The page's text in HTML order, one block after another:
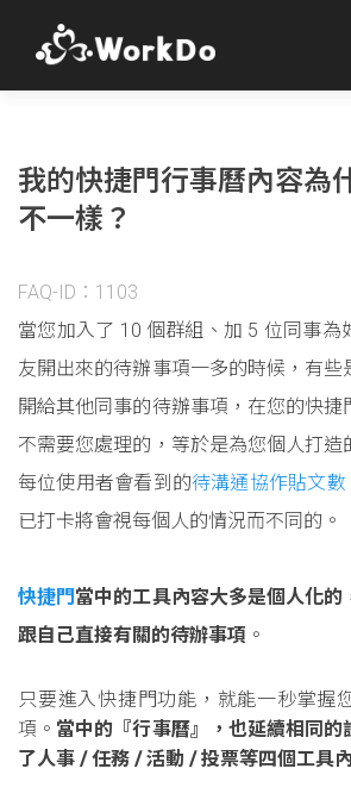
我的快捷門行事曆內容為
不一樣？
FAQ-ID：1103
當您加入了 10 個群組、加 5 位同事為
友開出來的待辦事項一多的時候，有
開給其他同事的待辦事項，在您的快
不需要您處理的，等於是為您個人打造
每位使用者會看到的待溝通協作貼文數
已打卡將會視每個人的情況而不同的。
快捷門 當中的工具內容大多是個人化的
跟自己直接有關的待辦事項 。
只要進入快捷門功能，就能一秒掌握
項。 當中的『行事曆』，也延續相同
了人事 / 任務 / 活動 / 投票等四個工具